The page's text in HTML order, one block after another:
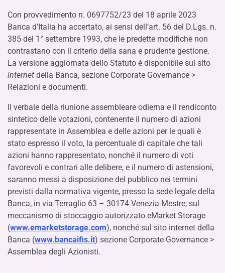
Con provvedimento n. 0697752/23 del 18 aprile 2023
Banca d’Italia ha accertato, ai sensi dell’art. 56 del D.Lgs. n.
385 del 1° settembre 1993, che le predette modifiche non
contrastano con il criterio della sana e prudente gestione.
La versione aggiornata dello Statuto è disponibile sul sito
internet della Banca, sezione Corporate Governance >
Relazioni e documenti.
Il verbale della riunione assembleare odierna e il rendiconto
sintetico delle votazioni, contenente il numero di azioni
rappresentate in Assemblea e delle azioni per le quali è
stato espresso il voto, la percentuale di capitale che tali
azioni hanno rappresentato, nonché il numero di voti
favorevoli e contrari alle delibere, e il numero di astensioni,
saranno messi a disposizione del pubblico nei termini
previsti dalla normativa vigente, presso la sede legale della
Banca, in via Terraglio 63 – 30174 Venezia Mestre, sul
meccanismo di stoccaggio autorizzato eMarket Storage
(www.emarketstorage.com), nonché sul sito internet della
Banca (www.bancaifis.it) sezione Corporate Governance >
Assemblea degli Azionisti.